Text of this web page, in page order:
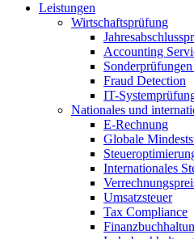
Leistungen
Wirtschaftsprüfung
Accounting
Fraud Detection
IT-
Nationales und
E-Rechnung
Globale
Internationales
Umsatzsteuer
Tax Compliance